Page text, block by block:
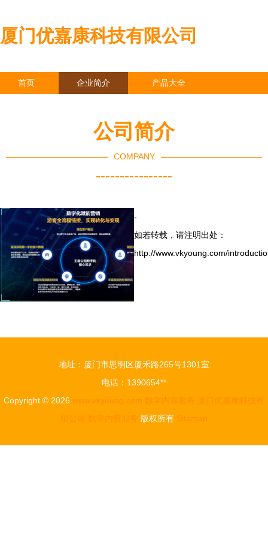
厦门优嘉康科技有限公司
首页 企业简介 产品大全
公司简介
COMPANY
----------------
-
如若转载，请注明出处：
http://www.vkyoung.com/
地址：厦门市思明区厦禾路265号1301室
电话：1390654**
Copyright © 2026 www.vkyoung.com 数字内容服务
厦门优嘉康科技有
限公司
数字内容服务 版权所有 Sitemap